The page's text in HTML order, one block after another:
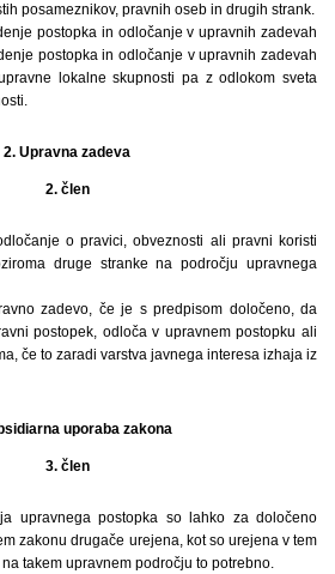
posameznikov, pravnih oseb in drugih strank.
postopka in odločanje v upravnih zadevah
postopka in odločanje v upravnih zadevah
lokalne skupnosti pa z odlokom sveta
2. Upravna zadeva
2. člen
o pravici, obveznosti ali pravni koristi
druge stranke na področju upravnega
zadevo, če je s predpisom določeno, da
postopek, odloča v upravnem postopku ali
če to zaradi varstva javnega interesa izhaja iz
uporaba zakona
3. člen
upravnega postopka so lahko za določeno
zakonu drugače urejena, kot so urejena v tem
takem upravnem področju to potrebno.